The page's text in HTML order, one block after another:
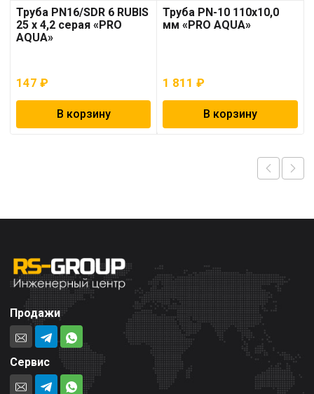
Труба PN16/SDR 6 RUBIS
25 x 4,2 серая «PRO
AQUA»
147 ₽
В корзину
Труба PN-10 110х10,0
мм «PRO AQUA»
1 811₽
В корзину
Продажи
Сервис